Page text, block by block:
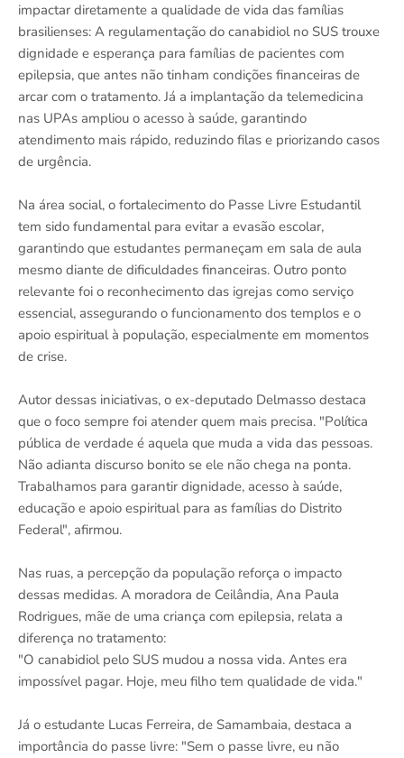
impactar diretamente a qualidade de vida das famílias
brasilienses: A regulamentação do canabidiol no SUS trouxe
dignidade e esperança para famílias de pacientes com
epilepsia, que antes não tinham condições financeiras de
arcar com o tratamento. Já a implantação da telemedicina
nas UPAs ampliou o acesso à saúde, garantindo
atendimento mais rápido, reduzindo filas e priorizando casos
de urgência.
Na área social, o fortalecimento do Passe Livre Estudantil
tem sido fundamental para evitar a evasão escolar,
garantindo que estudantes permaneçam em sala de aula
mesmo diante de dificuldades financeiras. Outro ponto
relevante foi o reconhecimento das igrejas como serviço
essencial, assegurando o funcionamento dos templos e o
apoio espiritual à população, especialmente em momentos
de crise.
Autor dessas iniciativas, o ex-deputado Delmasso destaca
que o foco sempre foi atender quem mais precisa. "Política
pública de verdade é aquela que muda a vida das pessoas.
Não adianta discurso bonito se ele não chega na ponta.
Trabalhamos para garantir dignidade, acesso à saúde,
educação e apoio espiritual para as famílias do Distrito
Federal", afirmou.
Nas ruas, a percepção da população reforça o impacto
dessas medidas. A moradora de Ceilândia, Ana Paula
Rodrigues, mãe de uma criança com epilepsia, relata a
diferença no tratamento:
"O canabidiol pelo SUS mudou a nossa vida. Antes era
impossível pagar. Hoje, meu filho tem qualidade de vida."
Já o estudante Lucas Ferreira, de Samambaia, destaca a
importância do passe livre: "Sem o passe livre, eu não